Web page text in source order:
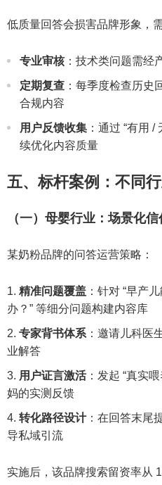
低质量回答会损害品牌形象，
专业审核：技术类问题需经
定期复查 ：每季度检查历史
合规内容
用户反馈收集 ：通过 “有用
续优化内容质量
五、标杆案例：不同
（一）母婴行业：场景化
某奶粉品牌的问答运营策略：
精准问题覆盖 ：针对 “早产
办？” 等细分问题构建内容库
专家背书体系 ：邀请儿科医
业解答
用户证言激活：发起 “真实
妈的实测反馈
转化路径设计：在回答末尾
导私域引流
实施后，该品牌搜索留资率从